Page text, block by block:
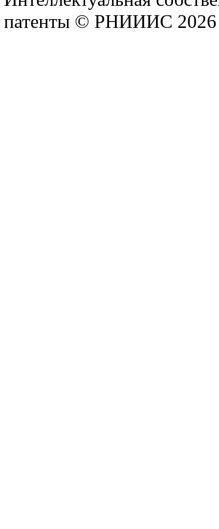
патенты © РНИИИС 2026